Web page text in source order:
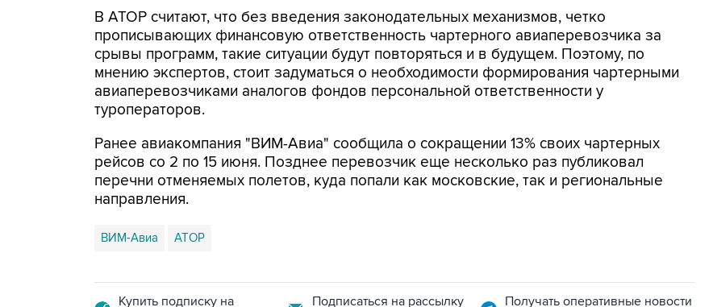
В АТОР считают, что без введения законодательных механизмов, четко
прописывающих финансовую ответственность чартерного авиаперевозчика за
срывы программ, такие ситуации будут повторяться и в будущем. Поэтому, по
мнению экспертов, стоит задуматься о необходимости формирования чартерными
авиаперевозчиками аналогов фондов персональной ответственности у
туроператоров.
Ранее авиакомпания "ВИМ-Авиа" сообщила о сокращении 13% своих чартерных
рейсов со 2 по 15 июня. Позднее перевозчик еще несколько раз публиковал
перечни отменяемых полетов, куда попали как московские, так и региональные
направления.
ВИМ-Авиа АТОР
Купить подписку на
Подписаться на рассылку
Получать оперативные новости